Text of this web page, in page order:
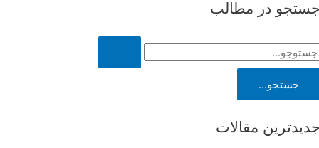
جستجو در مطالب
ج
جدیدترین مقالات